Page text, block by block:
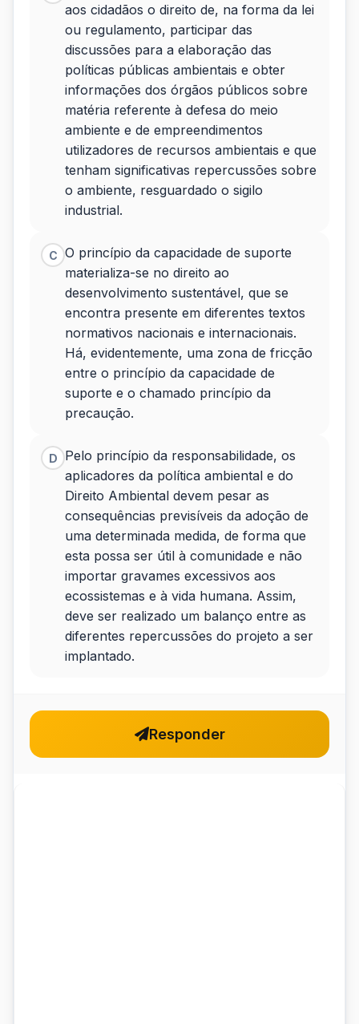
aos cidadãos o direito de, na forma da lei
ou regulamento, participar das
discussões para a elaboração das
políticas públicas ambientais e obter
informações dos órgãos públicos sobre
matéria referente à defesa do meio
ambiente e de empreendimentos
utilizadores de recursos ambientais e que
tenham significativas repercussões sobre
o ambiente, resguardado o sigilo
industrial.
C O princípio da capacidade de suporte
materializa-se no direito ao
desenvolvimento sustentável, que se
encontra presente em diferentes textos
normativos nacionais e internacionais.
Há, evidentemente, uma zona de fricção
entre o princípio da capacidade de
suporte e o chamado princípio da
precaução.
D
Pelo princípio da responsabilidade, os
aplicadores da política ambiental e do
Direito Ambiental devem pesar as
consequências previsíveis da adoção de
uma determinada medida, de forma que
esta possa ser útil à comunidade e não
importar gravames excessivos aos
ecossistemas e à vida humana. Assim,
deve ser realizado um balanço entre as
diferentes repercussões do projeto a ser
implantado.
Responder